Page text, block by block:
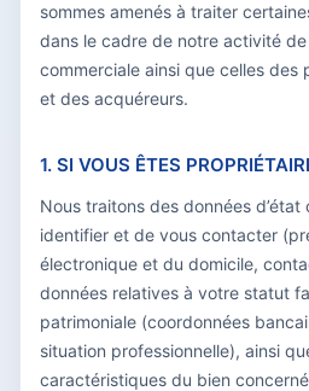
sommes amenés à traiter
dans le cadre de notre activité
commerciale ainsi que celles des
et des acquéreurs.
1. SI VOUS ÊTES
Nous traitons des données
identifier et de vous contacter
électronique et du domicile,
données relatives à votre statut
patrimoniale (coordonnées
situation professionnelle), ainsi
caractéristiques du bien